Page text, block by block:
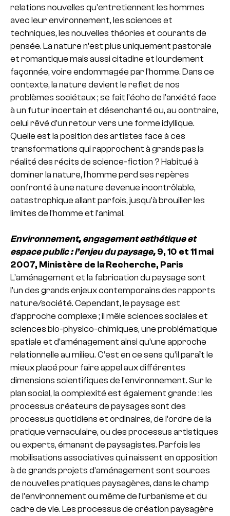
relations nouvelles qu’entretiennent les hommes
avec leur environnement, les sciences et
techniques, les nouvelles théories et courants de
pensée. La nature n’est plus uniquement pastorale
et romantique mais aussi citadine et lourdement
façonnée, voire endommagée par l’homme. Dans ce
contexte, la nature devient le reflet de nos
problèmes sociétaux ; se fait l’écho de l’anxiété face
à un futur incertain et désenchanté ou, au contraire,
celui rêvé d’un retour vers une forme idyllique.
Quelle est la position des artistes face à ces
transformations qui rapprochent à grands pas la
réalité des récits de science-fiction ? Habitué à
dominer la nature, l’homme perd ses repères
confronté à une nature devenue incontrôlable,
catastrophique allant parfois, jusqu’à brouiller les
limites de l’homme et l’animal.
Environnement, engagement esthétique et
espace public : l’enjeu du paysage, 9, 10 et 11 mai
2007, Ministère de la Recherche, Paris
L’aménagement et la fabrication du paysage sont
l’un des grands enjeux contemporains des rapports
nature/société. Cependant, le paysage est
d’approche complexe ; il mêle sciences sociales et
sciences bio-physico-chimiques, une problématique
spatiale et d’aménagement ainsi qu’une approche
relationnelle au milieu. C’est en ce sens qu’il paraît le
mieux placé pour faire appel aux différentes
dimensions scientifiques de l’environnement. Sur le
plan social, la complexité est également grande : les
processus créateurs de paysages sont des
processus quotidiens et ordinaires, de l’ordre de la
pratique vernaculaire, ou des processus artistiques
ou experts, émanant de paysagistes. Parfois les
mobilisations associatives qui naissent en opposition
à de grands projets d’aménagement sont sources
de nouvelles pratiques paysagères, dans le champ
de l’environnement ou même de l’urbanisme et du
cadre de vie. Les processus de création paysagère